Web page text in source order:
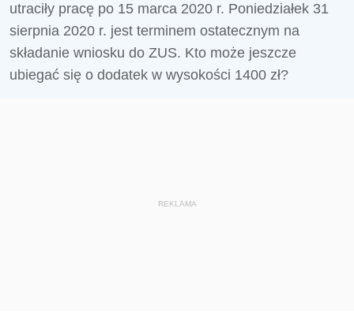
utraciły pracę po 15 marca 2020 r. Poniedziałek 31
sierpnia 2020 r. jest terminem ostatecznym na
składanie wniosku do ZUS. Kto może jeszcze
ubiegać się o dodatek w wysokości 1400 zł?
REKLAMA